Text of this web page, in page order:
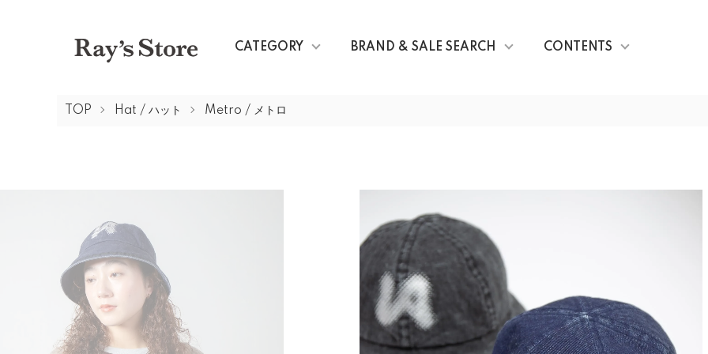
CATEGORY BRAND & SALE SEARCH CONTENTS
TOP Hat / ハット Metro / メトロ